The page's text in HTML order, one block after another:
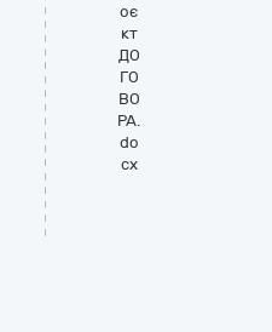
оє
кт
ДО
ГО
ВО
РА.
do
cx